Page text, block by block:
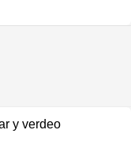
y verdeo